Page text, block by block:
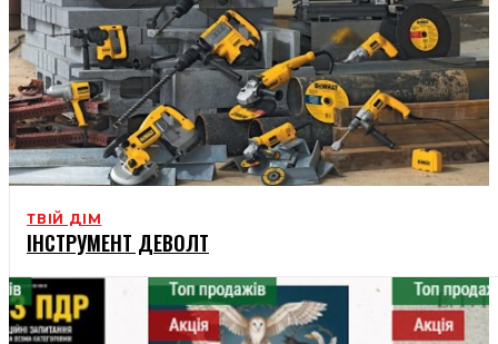
ТВІЙ ДІМ
ІНСТРУМЕНТ ДЕВОЛТ